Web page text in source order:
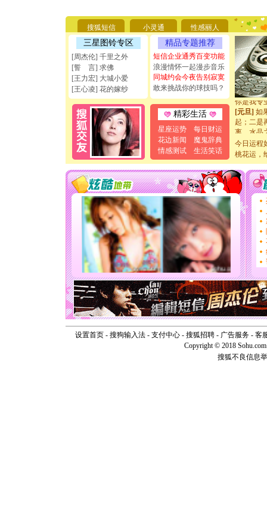
搜狐短信 小灵通 性感丽人
三星图铃专区
[周杰伦] 千里之外
[誓 言] 求佛
[王力宏] 大城小爱
[王心凌] 花的嫁纱
精品专题推荐
短信企业通秀百变功能
浪漫情怀一起漫步音乐
同城约会今夜告别寂寞
敢来挑战你的球技吗？
精彩生活
星座运势
每日财运
花边新闻
魔鬼辞典
情感测试
生活笑话
要平安！
[圣诞节]
能正大光
天都要快
[圣诞节]
如意,快
[元旦]看
断电。爱
你是我专
[元旦]如
起；二是
离。水晶
泣，这
卖了。水
[春节]风
颜！冬去
道一声
[春节]
传
片叶子
送你一
[圣诞节]
你太多
要平安
[圣诞节]
能正大
天都要快
[圣诞节]
如意,快
[元旦]看
断电。爱
你是我专
[元旦]
如
离。水晶
今日运程
桃花运，
设置首页- 搜狗输入法- 支付中心- 搜狐招聘- 广告服务- 客
Copyright © 2018
搜狐不良信息